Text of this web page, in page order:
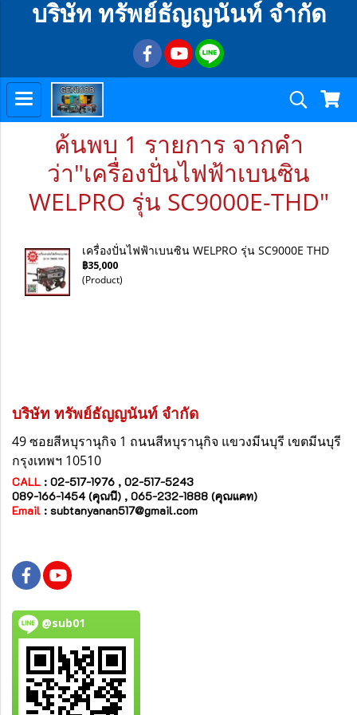
บริษัท ทรัพย์ธัญญนันท์ จำกัด
ค้นพบ 1 รายการ จากคำ
ว่า"เครื่องปั่นไฟฟ้าเบนซิน
WELPRO รุ่น SC9000E-THD"
เครื่องปั่นไฟฟ้าเบนซิน WELPRO รุ่น SC9000E THD
฿35,000
(Product)
บริษัท ทรัพย์ธัญญนันท์ จำกัด
49 ซอยสีหบุรานุกิจ 1 ถนนสีหบุรานุกิจ แขวงมีนบุรี เขตมีนบุรี
กรุงเทพฯ 10510
CALL : 02-517-1976 , 02-517-5243
089-166-1454 (คุณนี) , 065-232-1888 (คุณแคท)
Email : subtanyanan517@gmail.com
@sub01